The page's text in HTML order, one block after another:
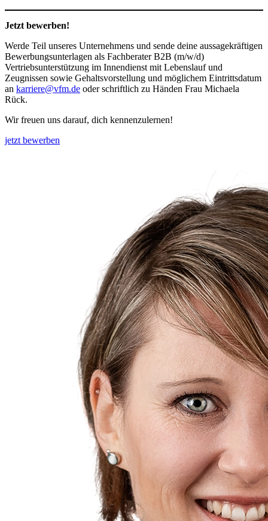
Jetzt bewerben!
Werde Teil unseres Unternehmens und sende deine aussagekräftigen
Bewerbungsunterlagen als Fachberater B2B (m/w/d)
Vertriebsunterstützung im Innendienst mit Lebenslauf und
Zeugnissen sowie Gehaltsvorstellung und möglichem Eintrittsdatum
an karriere@vfm.de oder schriftlich zu Händen Frau Michaela
Rück.
Wir freuen uns darauf, dich kennenzulernen!
jetzt bewerben